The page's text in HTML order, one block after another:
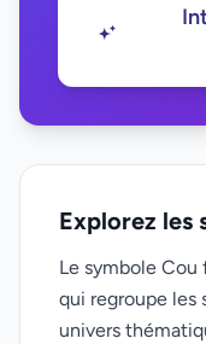
Explorez les
Le symbole
qui regroupe les
univers